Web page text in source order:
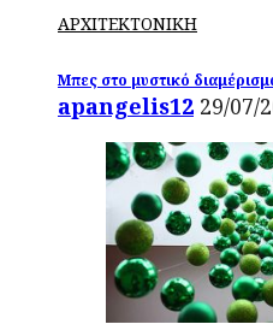
ΑΡΧΙΤΕΚΤΟΝΙΚΗ
Μπες στο μυστικό
apangelis12 29/07/